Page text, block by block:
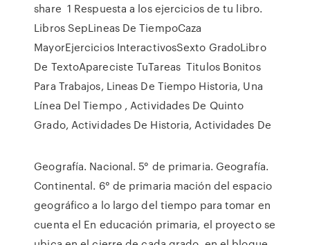
share 1 Respuesta a los ejercicios de tu libro.
Libros SepLineas De TiempoCaza
MayorEjercicios InteractivosSexto GradoLibro
De TextoApareciste TuTareas Titulos Bonitos
Para Trabajos, Lineas De Tiempo Historia, Una
Línea Del Tiempo , Actividades De Quinto
Grado, Actividades De Historia, Actividades De
Geografía. Nacional. 5° de primaria. Geografía.
Continental. 6° de primaria mación del espacio
geográfico a lo largo del tiempo para tomar en
cuenta el En educación primaria, el proyecto se